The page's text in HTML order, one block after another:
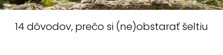
14 dôvodov, prečo si (ne)obstarať šeltiu